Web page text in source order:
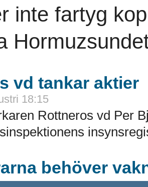
inte fartyg
vd tankar aktier
18:15
Rottneros vd Per
behöver